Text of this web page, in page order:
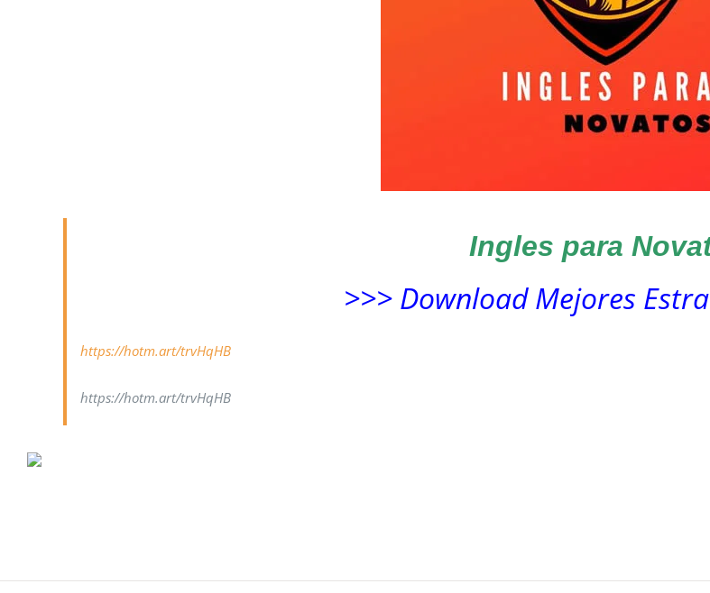
Ingles para
>>> Download Mejores
https://hotm.art/trvHqHB
https://hotm.art/trvHqHB